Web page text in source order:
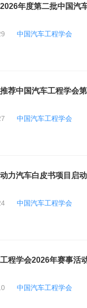
年度第二批中国汽
中国汽车工程学会
荐中国汽车工程学会
中国汽车工程学会
力汽车白皮书项目启
中国汽车工程学会
程学会2026年赛事活
中国汽车工程学会